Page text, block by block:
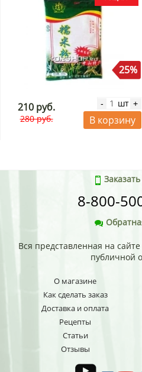
25%
210 руб.
280 руб.
- шт +
В корзину
8-800-
Вся представленная на
публичной
О магазине
Как сделать заказ
Доставка и оплата
Рецепты
Статьи
Отзывы